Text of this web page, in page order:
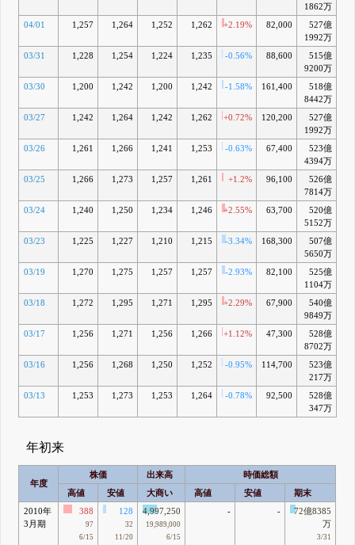
1862万
04/01 1,257 1,264 1,252 1,262 +2.19% 82,000
527億
1992万
03/31 1,228 1,254 1,224 1,235 -0.56% 88,600
515億
9200万
03/30 1,200 1,242 1,200 1,242 -1.58% 161,400
518億
8442万
03/27 1,242 1,264 1,242 1,262 +0.72% 120,200
527億
1992万
03/26 1,261 1,266 1,241 1,253 -0.63% 67,400
523億
4394万
03/25 1,266 1,273 1,257 1,261 +1.2% 96,100
526億
7814万
03/24 1,240 1,250 1,234 1,246 +2.55% 63,700
520億
5152万
03/23 1,225 1,227 1,210 1,215 -3.34% 168,300
507億
5650万
03/19 1,270 1,275 1,257 1,257 -2.93% 82,100
525億
1104万
03/18 1,272 1,295 1,271 1,295 +2.29% 67,900
540億
9849万
03/17 1,256 1,271 1,256 1,266 +1.12% 47,300
528億
8702万
03/16 1,256 1,268 1,250 1,252 -0.95% 114,700
523億
217万
03/13 1,253 1,273 1,253 1,264 -0.78% 92,500
528億
347万
年初来
年度
株価 出来高
時価総額
高値
安値 大商い 高値 安値
期末
2010年
3月期
388
97
6/15
128
32
11/20
4,997,250
19,989,000
6/15
- -
72億8385
万
3/31